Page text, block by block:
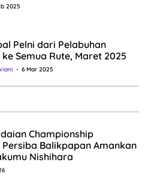
2025
Pelni dari Pelabuhan
Semua Rute, Maret 2025
6 Mar 2025
Championship
Balikpapan Amankan
Nishihara